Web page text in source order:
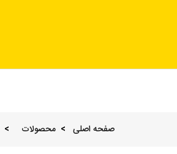
صفحه اصلی محصولات